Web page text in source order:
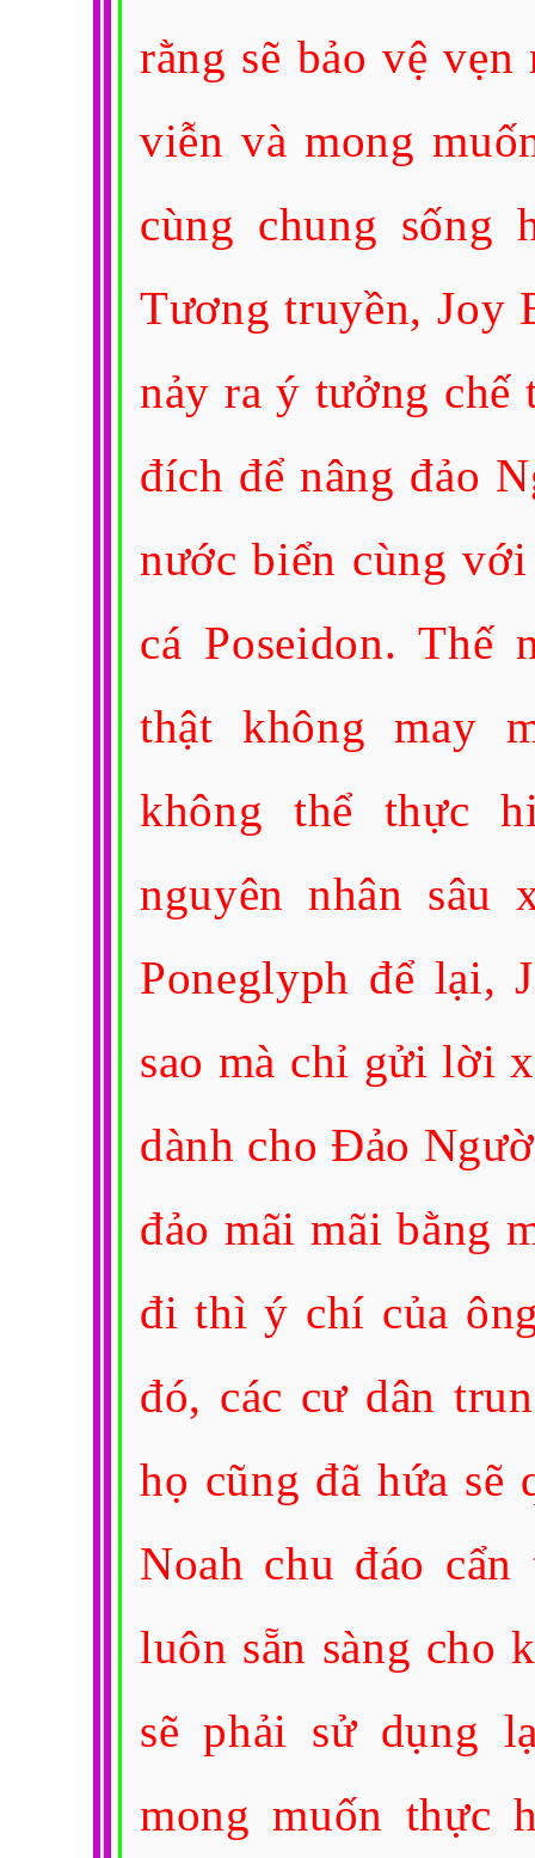
rằng sẽ bảo vệ
viễn và mong
cùng chung sống
Tương truyền, Joy
nảy ra ý tưởng chế
đích để nâng đảo
nước biển cùng
cá Poseidon.
thật không may
không thể thực
nguyên nhân sâu
Poneglyph để lại,
sao mà chỉ gửi lời
dành cho Đảo
đảo mãi mãi bằng
đi thì ý chí của
đó, các cư dân
họ cũng đã hứa sẽ
Noah chu đáo
luôn sẵn sàng cho
sẽ phải sử dụng
mong muốn thực